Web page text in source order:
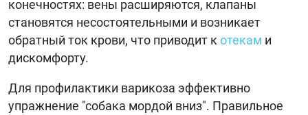
конечностях: вены расширяются, клапаны
становятся несостоятельными и возникает
обратный ток крови, что приводит к отекам и
дискомфорту.
Для профилактики варикоза эффективно
упражнение "собака мордой вниз". Правильное